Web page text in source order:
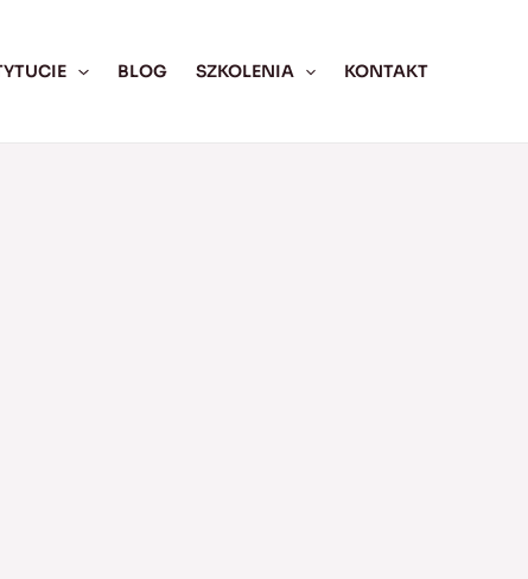
BLOG SZKOLENIA KONTAKT